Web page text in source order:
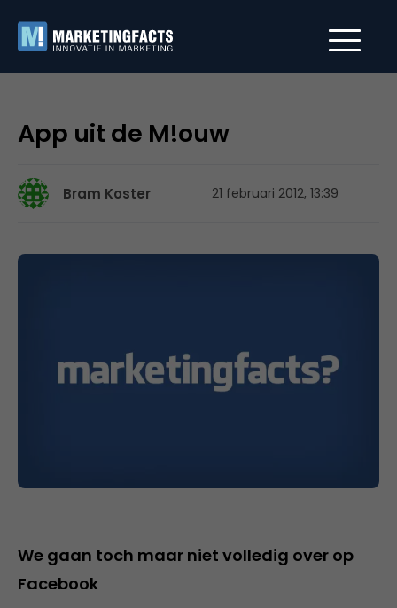
App uit de M!ouw
Bram Koster 21 februari 2012, 13:39
We gaan toch maar niet volledig over op
Facebook